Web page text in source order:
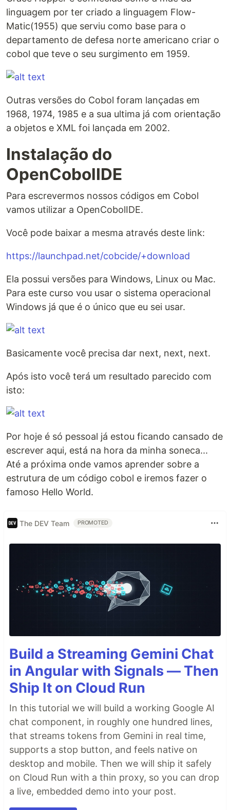
linguagem por ter criado a linguagem Flow-
Matic(1955) que serviu como base para o
departamento de defesa norte americano criar o
cobol que teve o seu surgimento em 1959.
Outras versões do Cobol foram lançadas em
1968, 1974, 1985 e a sua ultima já com orientação
a objetos e XML foi lançada em 2002.
Instalação do
OpenCobolIDE
Para escrevermos nossos códigos em Cobol
vamos utilizar a OpenCobolIDE.
Você pode baixar a mesma através deste link:
https://launchpad.net/cobcide/+download
Ela possui versões para Windows, Linux ou Mac.
Para este curso vou usar o sistema operacional
Windows já que é o único que eu sei usar.
Basicamente você precisa dar next, next, next.
Após isto você terá um resultado parecido com
isto:
Por hoje é só pessoal já estou ficando cansado de
escrever aqui, está na hora da minha soneca...
Até a próxima onde vamos aprender sobre a
estrutura de um código cobol e iremos fazer o
famoso Hello World.
The DEV Team PROMOTED
Build a Streaming Gemini Chat
in Angular with Signals — Then
Ship It on Cloud Run
In this tutorial we will build a working Google AI
chat component, in roughly one hundred lines,
that streams tokens from Gemini in real time,
supports a stop button, and feels native on
desktop and mobile. Then we will ship it safely
on Cloud Run with a thin proxy, so you can drop
a live, embedded demo into your post.